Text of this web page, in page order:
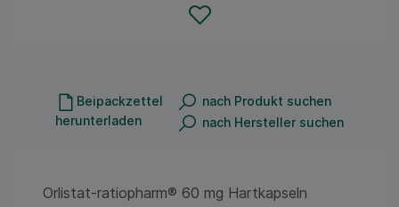
Beipackzettel
herunterladen
nach Produkt suchen
nach Hersteller suchen
Orlistat-ratiopharm® 60 mg Hartkapseln